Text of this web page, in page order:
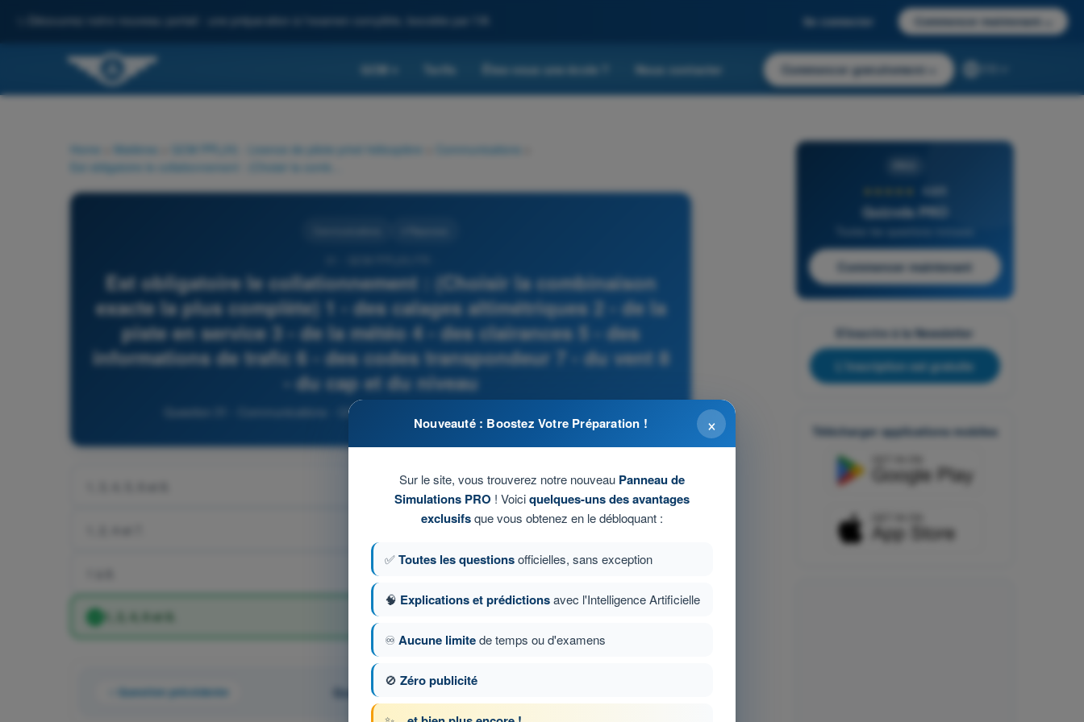
Découvrez notre nouveau portail : une préparation à l'examen complète, boostée par l'IA Se connecter Commencer maintenant
QCM Tarifs Êtes-vous une école ? Nous contacter Commencer gratuitement
Home Matières QCM PPL(H) - Licence de pilote privé hélicoptère Communications
Est obligatoire le collationnement : (Choisir la combinaison
exacte la plus complète) 1 - des calages altimétriques 2 - de la
piste en service 3 - de la météo 4 - des clairances 5 - des
informations de trafic 6 - des codes transpondeur 7 - du vent 8
- du cap et du niveau
Question 31 - Communications - QCM PPL(H) - Licence de pilote privé hélicoptère
1, 2, 4, 6 et 8.
Question précédente Question 31 sur 87
4,6/5
Quizvds PRO
Commencer maintenant
S'inscrire à la Newsletter
L'inscription est gratuite
Télécharger applications mobiles
×
Nouveauté : Boostez Votre Préparation !
Sur le site, vous trouverez notre nouveau Panneau de
Simulations PRO ! Voiciquelques-uns des avantages
exclusifsque vous obtenez en le débloquant :
✅Toutes les questionsofficielles, sans exception
🧠 Explications et prédictionsavec l'Intelligence Artificielle
♾️Aucune limitede temps ou d'examens
🚫 Zéro publicité